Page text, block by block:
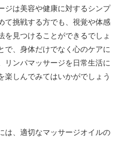
ジは美容や健康に対するシンプ
て挑戦する方でも、視覚や体感
を見つけることができるでしょ
で、身体だけでなく心のケアに
リンパマッサージを日常生活に
楽しんでみてはいかがでしょう
は、適切なマッサージオイルの